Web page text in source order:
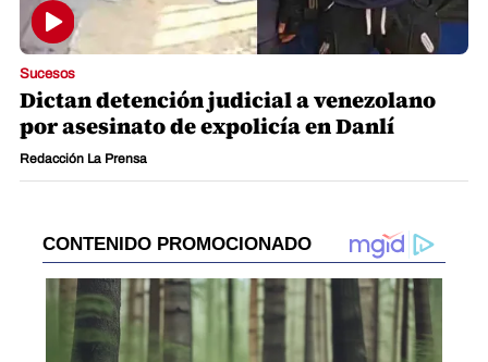
Sucesos
Dictan detención judicial a venezolano
por asesinato de expolicía en Danlí
Redacción La Prensa